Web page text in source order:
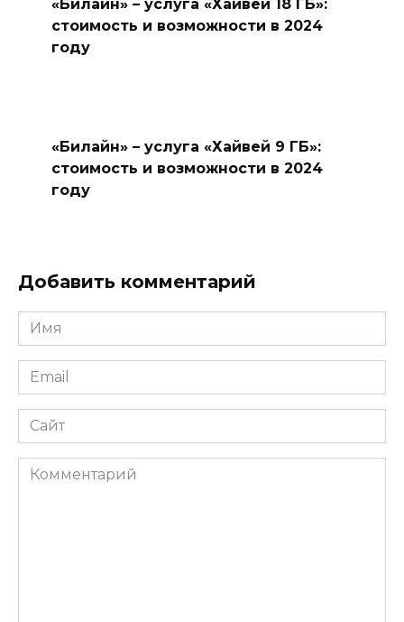
стоимость и возможности в 2024
году
«Билайн» – услуга «Хайвей 9 ГБ»:
стоимость и возможности в 2024
году
Добавить комментарий
Имя
*
Email
*
Сайт
Комментарий